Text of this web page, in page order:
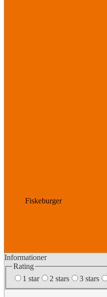
Fiskeburger
Informationer
Rating
1 star
2 stars 3 stars